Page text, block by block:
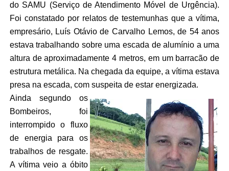
do SAMU (Serviço de Atendimento Móvel de Urgência).
Foi constatado por relatos de testemunhas que a vítima,
empresário, Luís Otávio de Carvalho Lemos, de 54 anos
estava trabalhando sobre uma escada de alumínio a uma
altura de aproximadamente 4 metros, em um barracão de
estrutura metálica. Na chegada da equipe, a vítima estava
presa na escada, com suspeita de estar energizada.
Ainda segundo os
Bombeiros, foi
interrompido o fluxo
de energia para os
trabalhos de resgate.
A vítima veio a óbito